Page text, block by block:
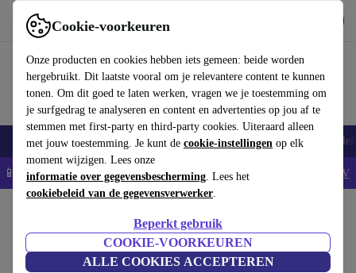
Cookie-voorkeuren
Onze producten en cookies hebben iets gemeen: beide worden
hergebruikt. Dit laatste vooral om je relevantere content te kunnen
tonen. Om dit goed te laten werken, vragen we je toestemming om
je surfgedrag te analyseren en content en advertenties op jou af te
stemmen met first-party en third-party cookies. Uiteraard alleen
met jouw toestemming. Je kunt de cookie-instellingen op elk
moment wijzigen. Lees onze
informatie over gegevensbescherming. Lees het
cookiebeleid van de gegevensverwerker.
Beperkt gebruik
COOKIE-VOORKEUREN
ALLE COOKIES ACCEPTEREN
Gebruik refurbed snel en eenvoudig
Smartphones Laptops Tablets Smartwatches Accessoires
📱5% EXTRA korting op alle iPhones – Code: IPHONEDEAL - AV
MacBooks:
Gecertificeerd refurbished MacBooks onder 6400€ – bespaar tot 40%. 30